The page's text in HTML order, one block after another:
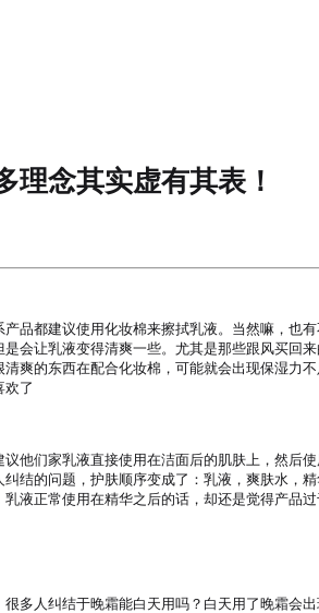
理念其实虚有其表！
品都建议使用化妆棉来擦拭乳液。当然嘛，也
会让乳液变得清爽一些。尤其是那些跟风买
爽的东西在配合化妆棉，可能就会出现保湿力
欢了
他们家乳液直接使用在洁面后的肌肤上，然
结的问题，护肤顺序变成了：乳液，爽肤水
液正常使用在精华之后的话，却还是觉得产品过
多人纠结于晚霜能白天用吗？白天用了晚霜会